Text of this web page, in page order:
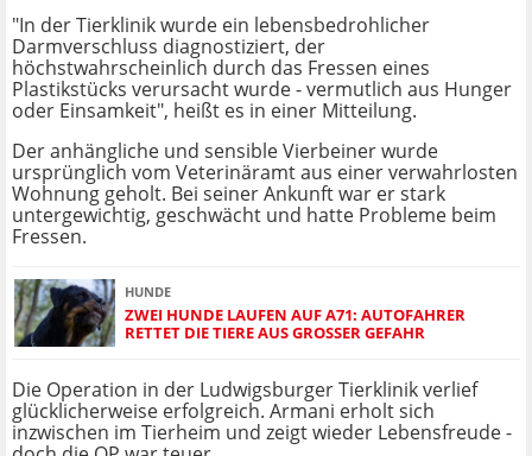
"In der Tierklinik wurde ein lebensbedrohlicher
Darmverschluss diagnostiziert, der
höchstwahrscheinlich durch das Fressen eines
Plastikstücks verursacht wurde - vermutlich aus Hunger
oder Einsamkeit", heißt es in einer Mitteilung.
Der anhängliche und sensible Vierbeiner wurde
ursprünglich vom Veterinäramt aus einer verwahrlosten
Wohnung geholt. Bei seiner Ankunft war er stark
untergewichtig, geschwächt und hatte Probleme beim
Fressen.
HUNDE
ZWEI HUNDE LAUFEN AUF A71: AUTOFAHRER
RETTET DIE TIERE AUS GROSSER GEFAHR
Die Operation in der Ludwigsburger Tierklinik verlief
glücklicherweise erfolgreich. Armani erholt sich
inzwischen im Tierheim und zeigt wieder Lebensfreude -